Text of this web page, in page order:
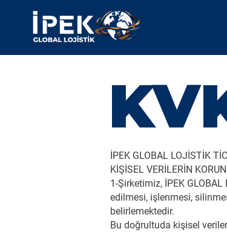
İPEK GLOBAL LOJİSTİK
KİŞİSEL VERİLERİN
1-Şirketimiz, İPEK
edilmesi, işlenmesi,
belirlemektedir.
Bu doğrultuda kişisel